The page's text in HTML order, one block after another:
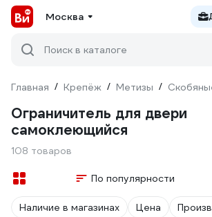
Москва
Поиск в каталоге
Главная / Крепёж / Метизы /
Ограничитель для двери
самоклеющийся
108 товаров
По популярности
Наличие в магазинах Цена